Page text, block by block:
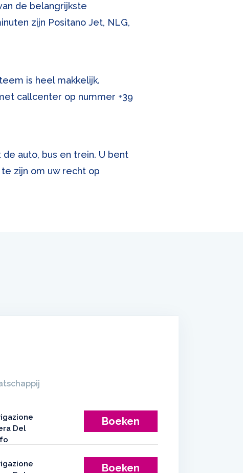
de belangrijkste
zijn Positano Jet, NLG,
is heel makkelijk.
callcenter op nummer +39
auto, bus en trein. U bent
zijn om uw recht op
Boeken
Boeken